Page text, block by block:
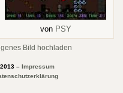
von PSY
Bild hochladen
– Impressum